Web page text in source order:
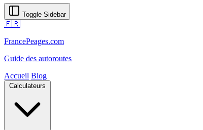
Toggle Sidebar
🇫🇷
FrancePeages.com
Guide des autoroutes
Accueil Blog
Calculateurs